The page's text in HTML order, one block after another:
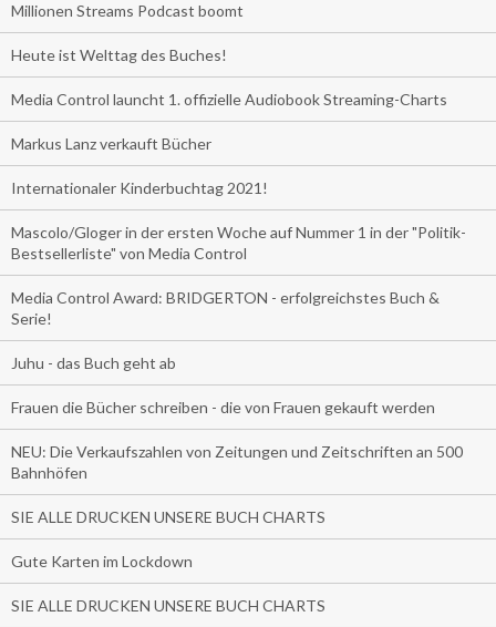
Millionen Streams Podcast boomt
Heute ist Welttag des Buches!
Media Control launcht 1. offizielle Audiobook Streaming-Charts
Markus Lanz verkauft Bücher
Internationaler Kinderbuchtag 2021!
Mascolo/Gloger in der ersten Woche auf Nummer 1 in der "Politik-
Bestsellerliste" von Media Control
Media Control Award: BRIDGERTON - erfolgreichstes Buch &
Serie!
Juhu - das Buch geht ab
Frauen die Bücher schreiben - die von Frauen gekauft werden
NEU: Die Verkaufszahlen von Zeitungen und Zeitschriften an 500
Bahnhöfen
SIE ALLE DRUCKEN UNSERE BUCH CHARTS
Gute Karten im Lockdown
SIE ALLE DRUCKEN UNSERE BUCH CHARTS